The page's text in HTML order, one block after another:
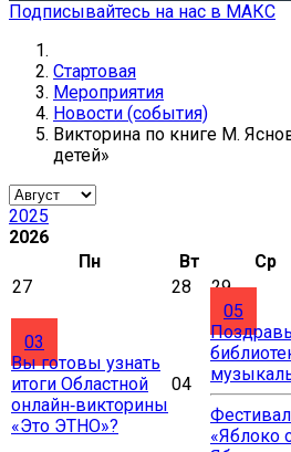
Подписывайтесь на нас в МАКС
Стартовая
Мероприятия
Новости (события)
Викторина по книге М.
детей»
2025
2026
Пн
Вт Ср
27
28 29
03
Вы готовы узнать
итоги Областной
онлайн‑викторины
«Это ЭТНО»?
04
05
Поздравь
«Яблоко